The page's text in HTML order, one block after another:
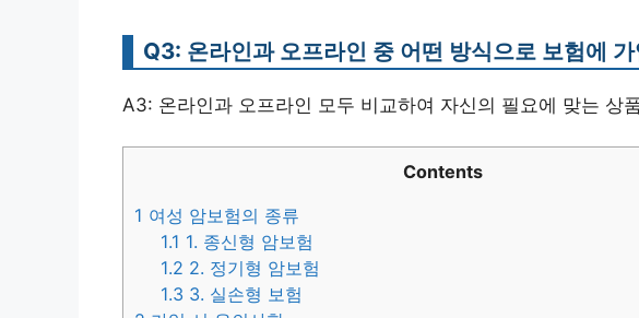
Q3: 온라인과 오프라인 중 어떤 방식으로 보험에
A3: 온라인과 오프라인 모두 비교하여 자신의 필요에 맞는 상
Contents
1 여성 암보험의 종류
1.1 1. 종신형 암보험
1.2 2. 정기형 암보험
1.3 3. 실손형 보험